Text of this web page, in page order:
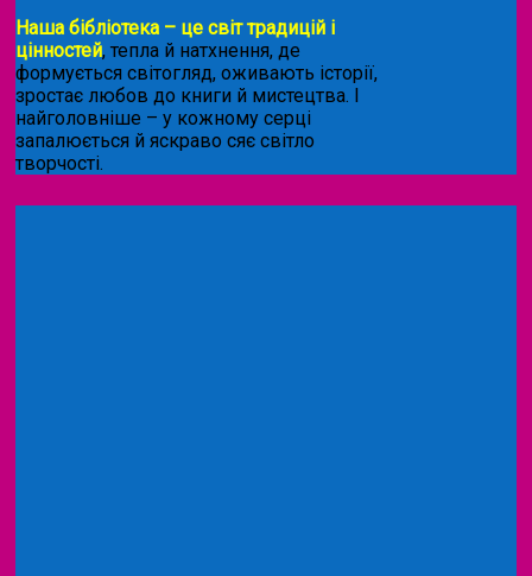
Наша бібліотека – це світ традицій і
цінностей, тепла й натхнення, де
формується світогляд, оживають історії,
зростає любов до книги й мистецтва. І
найголовніше – у кожному серці
запалюється й яскраво сяє світло
творчості.